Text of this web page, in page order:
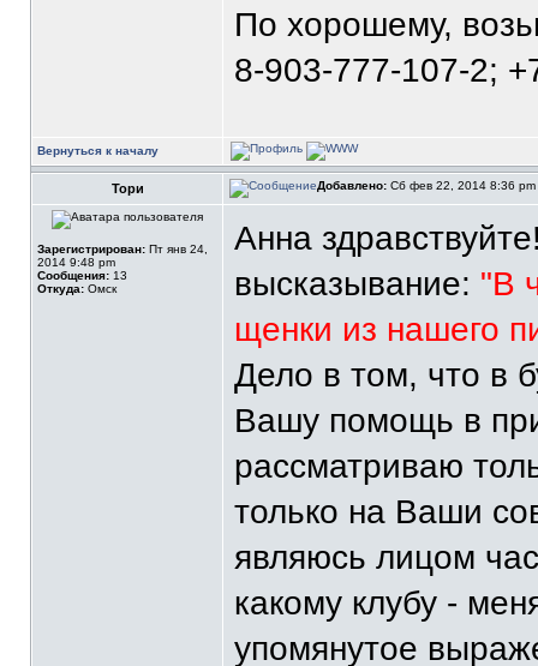
По хорошему,
8-903-777-107-2;
Вернуться к началу
Тори Добавлено: Сб фев 22, 2014 8:36 pm
Зарегистрирован: Пт янв 24,
2014 9:48 pm
Сообщения: 13
Откуда: Омск
Анна
высказывание: "В
щенки из нашего
Дело в том, что в
Вашу помощь в
рассматриваю
только на Ваши
являюсь лицом
какому клубу -
упомянутое